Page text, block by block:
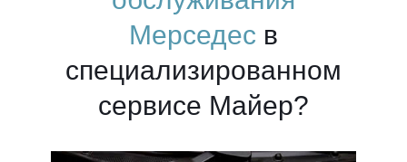
Мерседес в
специализированном
сервисе Майер?